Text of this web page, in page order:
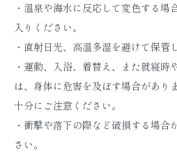
・温泉や海水に反応して変色する
入りください。
・直射日光、高温多湿を避けて保管
・運動、入浴、着替え、また就寝時
は、身体に危害を及ぼす場合があり
十分にご注意ください。
・衝撃や落下の際など破損する場
さい。